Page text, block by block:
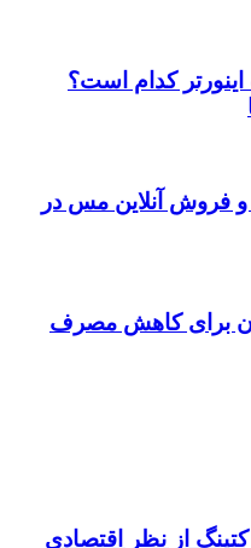
کدام است؟
و فروش آنلاین مس در
برای کاهش مصرف
از نظر اقتصادی